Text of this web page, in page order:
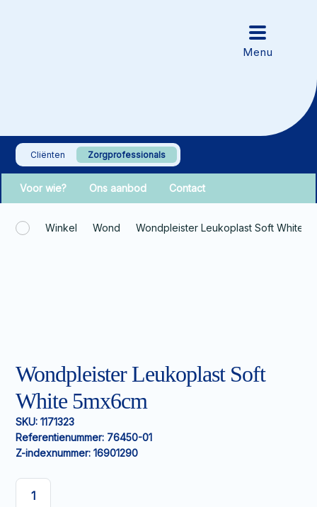
Cliënten Zorgprofessionals
Voor wie? Ons aanbod Contact
Winkel Wond Wondpleister Leukoplast Soft White
Wondpleister Leukoplast Soft
White 5mx6cm
SKU: 1171323
Referentienummer: 76450-01
Z-indexnummer: 16901290
Wondpleister